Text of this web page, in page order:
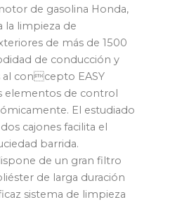
de gasolina Honda,
la limpieza de
de más de 1500
de conducción y
al concepto EASY
elementos de control
El estudiado
cajones facilita el
barrida.
de un gran filtro
de larga duración
sistema de limpieza